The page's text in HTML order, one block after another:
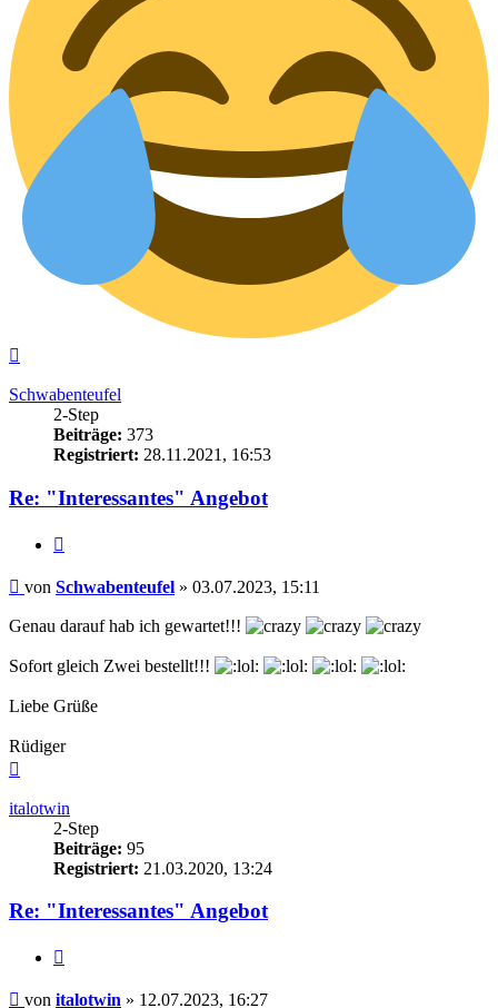
Schwabenteufel
2-Step
Beiträge: 373
Registriert: 28.11.2021, 16:53
Re: "Interessantes" Angebot
Beitrag
von Schwabenteufel » 03.07.2023, 15:11
Genau darauf hab ich gewartet!!!
Sofort gleich Zwei bestellt!!!
Liebe Grüße
Rüdiger
italotwin
2-Step
Beiträge: 95
Registriert: 21.03.2020, 13:24
Re: "Interessantes" Angebot
Beitrag
von italotwin » 12.07.2023, 16:27